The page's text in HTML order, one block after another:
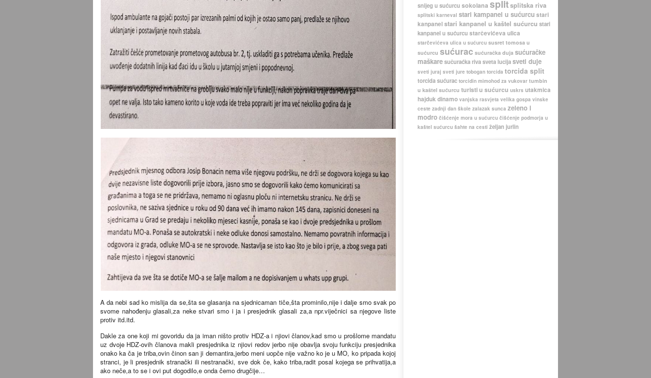
A da nebi sad ko mislija da se,šta se glasanja na sjednicaman tiče,šta prominilo,nije i dalje smo svak po
svome nahođenju glasali,za neke stvari smo i ja i presjednik glasali za,a npr.viječnici sa njegove liste
protiv itd.itd.
Dakle za one koji mi govoridu da ja iman ništo protiv HDZ-a i njiovi članov,kad smo u prošlome mandatu
uz dvoje HDZ-ovih članova makli presjednika iz njiovi redov jerbo nije obavlja svoju funkciju presjednika
onako ka ča je triba,ovin činon san ji demantira,jerbo meni uopče nije važno ko je u MO, ko pripada kojoj
stranci, je li presjednik stranački ili nestranački, sve dok če, kako triba,radit posal kojega se prihvatija,a
ako neče,a to se i ovi put dogodilo,e onda čemo drugčije…
snijeg u sućurcu sokolana splitsplitska riva
splitski karneval stari kampanel u sućurcu stari
kanpanelstari kanpanel u kaštel sućurcu stari
kanpanel u sućurcu starčevićeva ulica
starčevićeva ulica u sućurcu susret tomosa u
sućurcu sućurac sućuračka duja sućuračke
maškaresučuraćka rivasveta lucijasveti duje
sveti juraj sveti jure tobogan torcida torcida split
torcida sućurac torcidin mimohod za vukovar tumbin
u kaštel sućurcu turisti u sućurcu uskrs utakmica
hajduk dinamo vanjska rasvjeta velika gospa vinske
ceste zadnji dan škole zalazak sunca zeleno i
modro čišćenje mora u sućurcu čišćenje podmorja u
kaštel sućurcu šahte na cesti željan jurlin